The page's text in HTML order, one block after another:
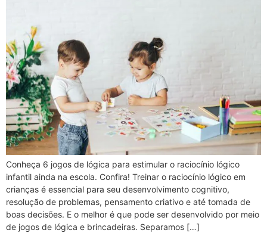
Conheça 6 jogos de lógica para estimular o raciocínio lógico
infantil ainda na escola. Confira! Treinar o raciocínio lógico em
crianças é essencial para seu desenvolvimento cognitivo,
resolução de problemas, pensamento criativo e até tomada de
boas decisões. E o melhor é que pode ser desenvolvido por meio
de jogos de lógica e brincadeiras. Separamos […]